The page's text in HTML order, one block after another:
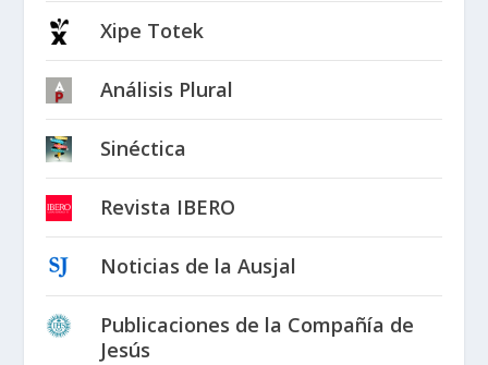
Xipe Totek
Análisis Plural
Sinéctica
Revista IBERO
Noticias de la Ausjal
Publicaciones de la Compañía de
Jesús